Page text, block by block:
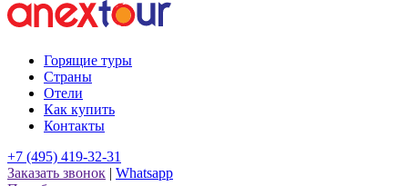
Горящие туры
Страны
Отели
Как купить
Контакты
+7 (495) 419-32-31
Заказать звонок | Whatsapp